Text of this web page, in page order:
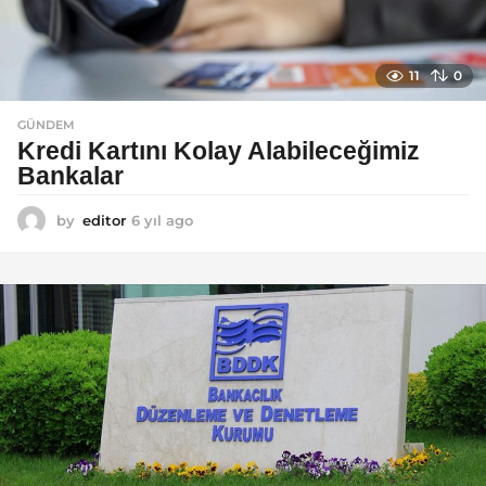
11 0
GÜNDEM
Kredi Kartını Kolay Alabileceğimiz
Bankalar
by editor 6 yıl ago
l
a